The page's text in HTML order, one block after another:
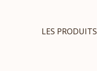
LES PRODUITS